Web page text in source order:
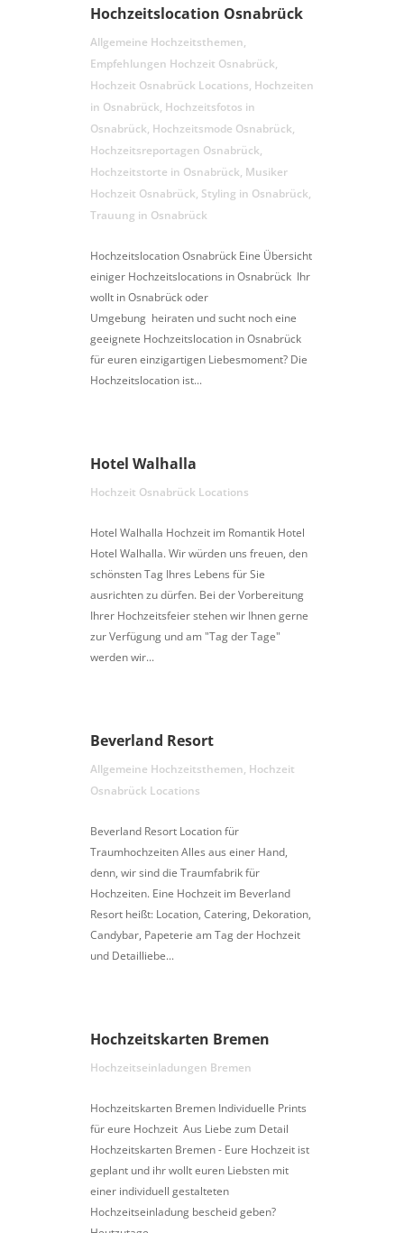
Hochzeitslocation Osnabrück
Allgemeine Hochzeitsthemen,
Empfehlungen Hochzeit Osnabrück,
Hochzeit Osnabrück Locations, Hochzeiten
in Osnabrück, Hochzeitsfotos in
Osnabrück, Hochzeitsmode Osnabrück,
Hochzeitsreportagen Osnabrück,
Hochzeitstorte in Osnabrück, Musiker
Hochzeit Osnabrück, Styling in Osnabrück,
Trauung in Osnabrück
Hochzeitslocation Osnabrück Eine Übersicht
einiger Hochzeitslocations in Osnabrück Ihr
wollt in Osnabrück oder
Umgebung heiraten und sucht noch eine
geeignete Hochzeitslocation in Osnabrück
für euren einzigartigen Liebesmoment? Die
Hochzeitslocation ist...
Hotel Walhalla
Hochzeit Osnabrück Locations
Hotel Walhalla Hochzeit im Romantik Hotel
Hotel Walhalla. Wir würden uns freuen, den
schönsten Tag Ihres Lebens für Sie
ausrichten zu dürfen. Bei der Vorbereitung
Ihrer Hochzeitsfeier stehen wir Ihnen gerne
zur Verfügung und am "Tag der Tage"
werden wir...
Beverland Resort
Allgemeine Hochzeitsthemen, Hochzeit
Osnabrück Locations
Beverland Resort Location für
Traumhochzeiten Alles aus einer Hand,
denn, wir sind die Traumfabrik für
Hochzeiten. Eine Hochzeit im Beverland
Resort heißt: Location, Catering, Dekoration,
Candybar, Papeterie am Tag der Hochzeit
und Detailliebe...
Hochzeitskarten Bremen
Hochzeitseinladungen Bremen
Hochzeitskarten Bremen Individuelle Prints
für eure Hochzeit Aus Liebe zum Detail
Hochzeitskarten Bremen - Eure Hochzeit ist
geplant und ihr wollt euren Liebsten mit
einer individuell gestalteten
Hochzeitseinladung bescheid geben?